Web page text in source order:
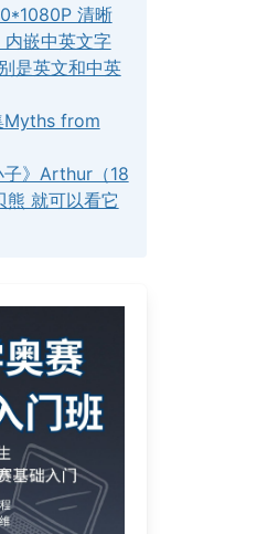
清晰
嵌中英文字
是英文和中英
Myths from
》Arthur（18
就可以看它